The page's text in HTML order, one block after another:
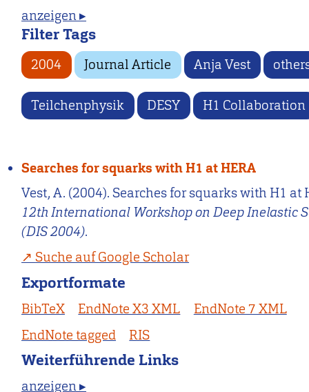
anzeigen ▸
Filter Tags
2004 Journal Article Anja Vest
Teilchenphysik DESY H1 Collaboration
Searches for squarks with H1 at HERA
Vest, A. (2004). Searches for squarks with H1 at
12th International Workshop on Deep Inelastic
(DIS 2004).
Suche auf Google Scholar
Exportformate
BibTeX EndNote X3 XML
EndNote 7 XML
EndNote tagged
RIS
Weiterführende Links
anzeigen ▸